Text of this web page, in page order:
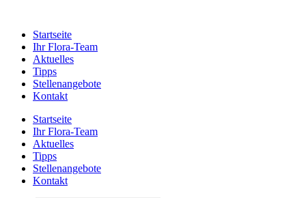
Startseite
Ihr Flora-Team
Aktuelles
Tipps
Stellenangebote
Kontakt
Startseite
Ihr Flora-Team
Aktuelles
Tipps
Stellenangebote
Kontakt